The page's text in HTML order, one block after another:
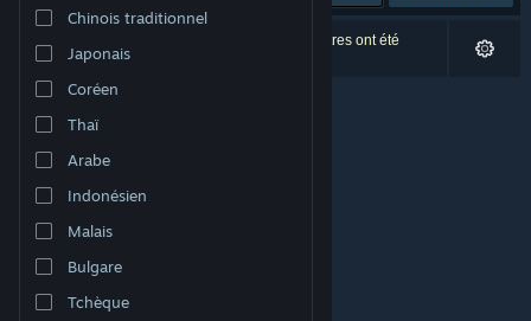
Changer la langue
Télécharger l'application mobile Steam
Voir version ordi. du site
Chinois traditionnel
Japonais
Coréen
Thaï
Arabe
Indonésien
Malais
Bulgare
Tchèque
0 résultats correspondent à votre recherche. 4 titres ont été
exclus selon vos préférences.